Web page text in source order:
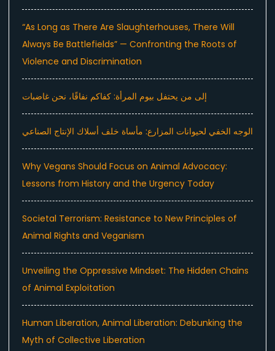
“As Long as There Are Slaughterhouses, There Will
Always Be Battlefields” — Confronting the Roots of
Violence and Discrimination
إلى من يحتفل بيوم المرأة: كفاكم نفاقًا، نحن غاضبات
الوجه الخفي لحيوانات المزارع: مأساة خلف أسلاك الإنتاج الصناعي
Why Vegans Should Focus on Animal Advocacy:
Lessons from History and the Urgency Today
Societal Terrorism: Resistance to New Principles of
Animal Rights and Veganism
Unveiling the Oppressive Mindset: The Hidden Chains
of Animal Exploitation
Human Liberation, Animal Liberation: Debunking the
Myth of Collective Liberation